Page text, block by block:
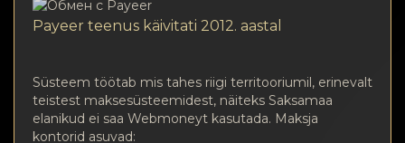
Reeglid
AML/CFT
Konfidentsiaalsus
Payeer teenus käivitati 2012. aastal
Süsteem töötab mis tahes riigi territooriumil, erinevalt
teistest maksesüsteemidest, näiteks Saksamaa
elanikud ei saa Webmoneyt kasutada. Maksja
kontorid asuvad: